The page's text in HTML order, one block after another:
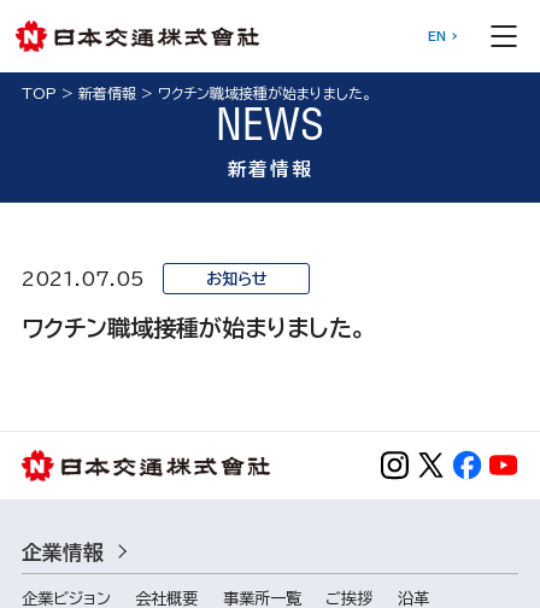
EN
TOP > 新着情報> ワクチン職域接種が始まりました。
NEWS
新着情報
2021.07.05 お知らせ
ワクチン職域接種が始まりました。
企業情報
企業ビジョン 会社概要 事業所一覧 ご挨拶 沿革